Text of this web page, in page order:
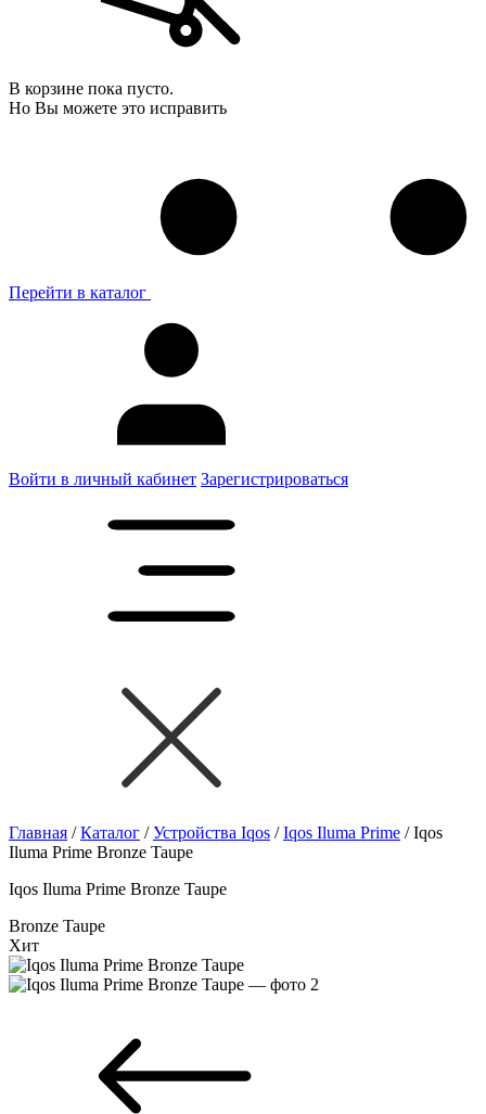
В корзине пока пусто.
Но Вы можете это исправить
Перейти в каталог
Войти в личный кабинет Зарегистрироваться
Главная /Каталог /Устройства Iqos /Iqos Iluma Prime /Iqos
Iluma Prime Bronze Taupe
Iqos Iluma Prime Bronze Taupe
Bronze Taupe
Хит